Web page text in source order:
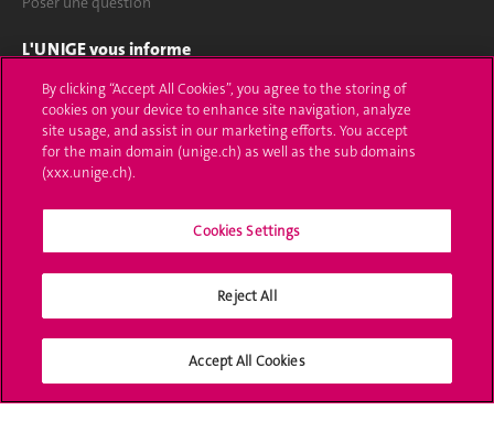
L'UNIGE vous informe
UNIGE Mobile
Médias
Offres d'emploi
Calendrier académique
Médias sociaux UNIGE
By clicking “Accept All Cookies”, you agree to the storing of
cookies on your device to enhance site navigation, analyze
site usage, and assist in our marketing efforts. You accept
for the main domain (unige.ch) as well as the sub domains
(xxx.unige.ch).
Cookies Settings
Reject All
Accept All Cookies